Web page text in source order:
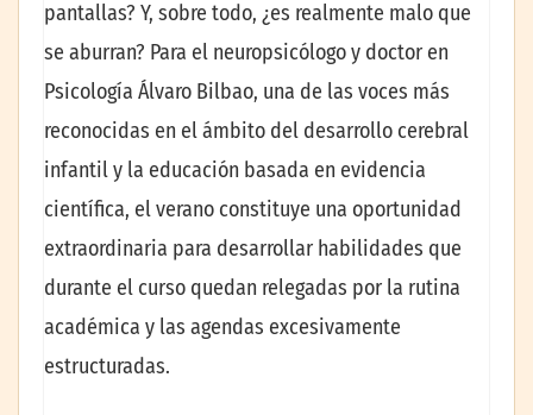
pantallas? Y, sobre todo, ¿es realmente malo que
se aburran? Para el neuropsicólogo y doctor en
Psicología Álvaro Bilbao, una de las voces más
reconocidas en el ámbito del desarrollo cerebral
infantil y la educación basada en evidencia
científica, el verano constituye una oportunidad
extraordinaria para desarrollar habilidades que
durante el curso quedan relegadas por la rutina
académica y las agendas excesivamente
estructuradas.